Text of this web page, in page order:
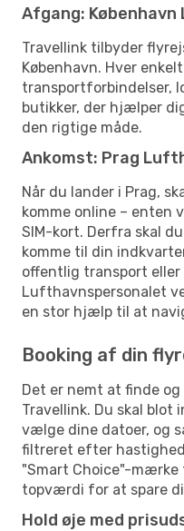
Afgang:
Travellink tilbyder
København. Hver
transportforbindelser,
butikker, der hjælper
den rigtige måde.
Ankomst: Prag
Når du lander i Prag,
komme online – enten
SIM-kort. Derfra skal
komme til din
offentlig transport eller
Lufthavnspersonalet
en stor hjælp til at
Booking af din
Det er nemt at finde
Travellink. Du skal blot
vælge dine datoer, og
filtreret efter
"Smart Choice"-
topværdi for at spare
Hold øje med